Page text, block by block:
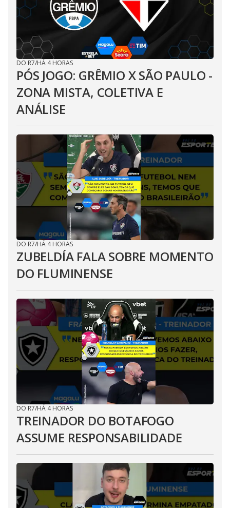
DO R7/HÁ 4 HORAS
PÓS JOGO: GRÊMIO X SÃO PAULO -
ZONA MISTA, COLETIVA E
ANÁLISE
DO R7/HÁ 4 HORAS
ZUBELDÍA FALA SOBRE MOMENTO
DO FLUMINENSE
DO R7/HÁ 4 HORAS
TREINADOR DO BOTAFOGO
ASSUME RESPONSABILIDADE